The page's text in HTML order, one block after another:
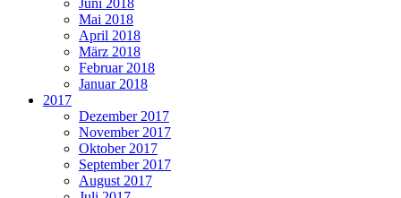
Mai 2018
April 2018
März 2018
Februar 2018
Januar 2018
2017
Dezember 2017
November 2017
Oktober 2017
September 2017
August 2017